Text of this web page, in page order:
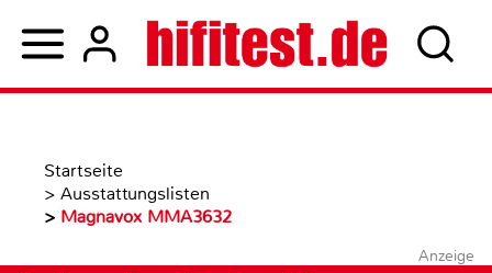
Startseite
> Ausstattungslisten
> Magnavox MMA3632
Anzeige